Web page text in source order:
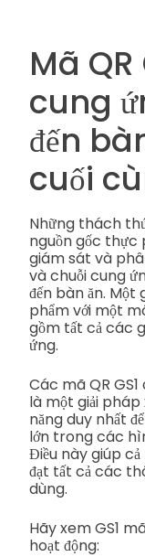
Mã
cung
đến
cuối
Những thách
nguồn gốc thực
giám sát và
và chuỗi cung
đến bàn ăn.
phẩm với một
gồm tất cả các
ứng.
Các mã QR
là một giải pháp
năng duy nhất
lớn trong các
Điều này giúp
đạt tất cả các
dùng.
Hãy xem GS1
hoạt động: